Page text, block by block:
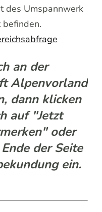
des Umspannwerk
befinden.
an der
Alpenvorland
dann klicken
auf "Jetzt
oder
der Seite
ein.